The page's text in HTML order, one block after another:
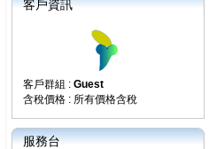
客戶資訊
客戶群組 : Guest
含稅價格 : 所有價格含稅
服務台